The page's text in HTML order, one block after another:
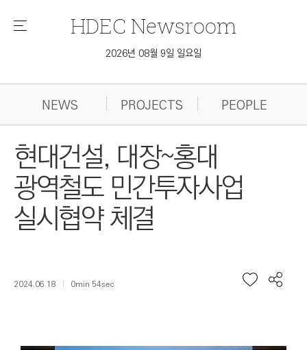
메
HDEC Newsroom
2026년 08월 9일 일요일
NEWS PROJECTS PEOPLE
현대건설, 대장~홍대
광역철도 민간투자사업
실시협약 체결
2024.06.18 0min 54sec